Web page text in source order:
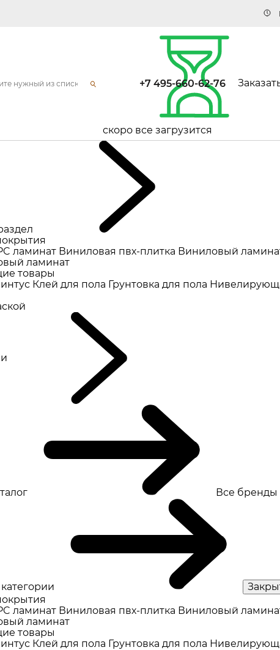
скоро все загрузится
+7 495-660-62-76
ламинат Виниловая пвх-плитка Виниловый
ламинат
товары
Клей для пола Грунтовка для пола
Все бренды
ламинат Виниловая пвх-плитка Виниловый
ламинат
товары
Клей для пола Грунтовка для пола